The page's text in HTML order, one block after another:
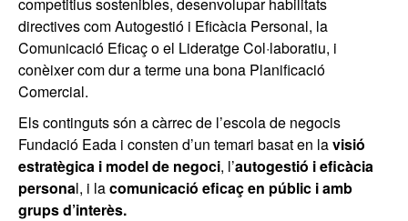
directives com Autogestió i Eficàcia Personal, la
Comunicació Eficaç o el Lideratge Col·laboratiu, i
conèixer com dur a terme una bona Planificació
Comercial.
Els continguts són a càrrec de l’escola de negocis
Fundació Eada i consten d’un temari basat en lavisió
estratègica i model de negoci, l’autogestió i eficàcia
personal, i lacomunicació eficaç en públic i amb
grups d’interès.